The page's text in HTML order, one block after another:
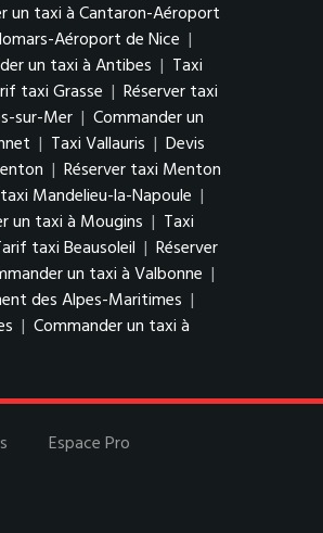
un taxi à Cantaron-Aéroport
Aéroport de Nice |
un taxi à Antibes | Taxi
taxi Grasse | Réserver taxi
sur-Mer | Commander un
| Taxi Vallauris | Devis
| Réserver taxi Menton
Mandelieu-la-Napoule |
un taxi à Mougins | Taxi
taxi Beausoleil | Réserver
un taxi à Valbonne |
des Alpes-Maritimes |
| Commander un taxi à
Espace Pro